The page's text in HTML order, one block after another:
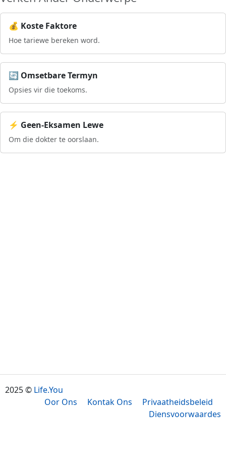
💰 Koste Faktore
Hoe tariewe bereken word.
🔄 Omsetbare Termyn
Opsies vir die toekoms.
⚡ Geen-Eksamen Lewe
Om die dokter te oorslaan.
2025 © Life.You
Oor Ons
Kontak Ons
Privaatheidsbeleid
Diensvoorwaardes